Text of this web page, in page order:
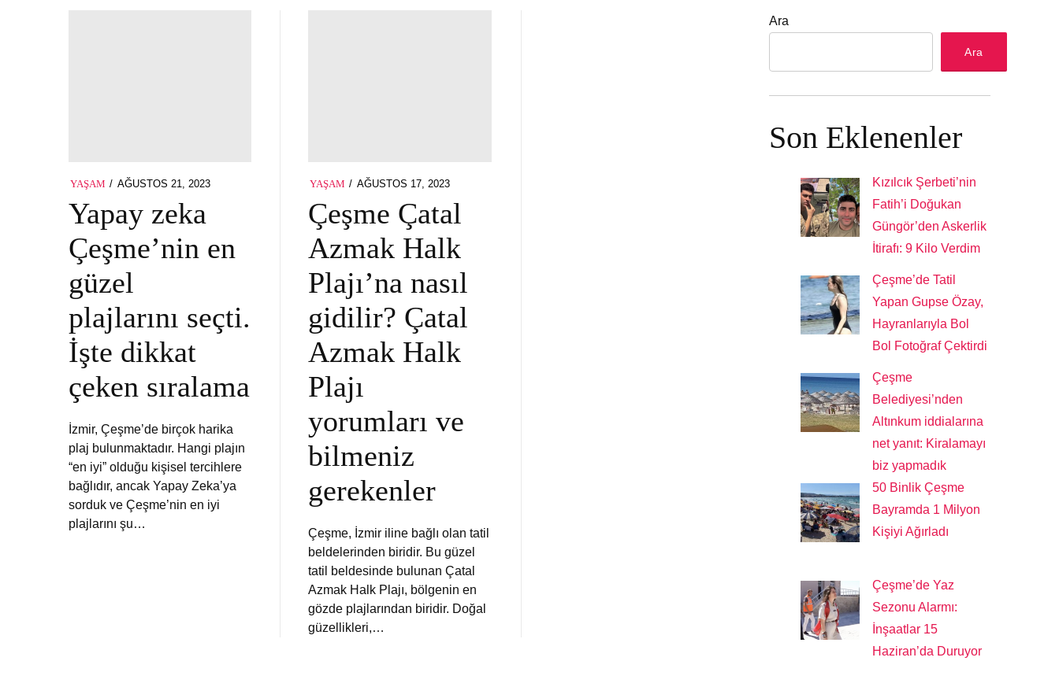
YAŞAM
POSTED
AĞUSTOS 21, 2023
Yapay zeka
Çeşme’nin en
güzel
plajlarını seçti.
İşte dikkat
çeken sıralama
İzmir, Çeşme’de birçok harika
plaj bulunmaktadır. Hangi plajın
“en iyi” olduğu kişisel tercihlere
bağlıdır, ancak Yapay Zeka’ya
sorduk ve Çeşme’nin en iyi
plajlarını şu…
YAŞAM
POSTED
AĞUSTOS 17, 2023
Çeşme Çatal
Azmak Halk
Plajı’na nasıl
gidilir? Çatal
Azmak Halk
Plajı
yorumları ve
bilmeniz
gerekenler
Çeşme, İzmir iline bağlı olan tatil
beldelerinden biridir. Bu güzel
tatil beldesinde bulunan Çatal
Azmak Halk Plajı, bölgenin en
gözde plajlarından biridir. Doğal
güzellikleri,…
Ara
Ara
Son Eklenenler
Kızılcık Şerbeti’nin
Fatih’i Doğukan
Güngör’den Askerlik
İtirafı: 9 Kilo Verdim
Çeşme’de Tatil
Yapan Gupse Özay,
Hayranlarıyla Bol
Bol Fotoğraf Çektirdi
Çeşme
Belediyesi’nden
Altınkum iddialarına
net yanıt: Kiralamayı
biz yapmadık
50 Binlik Çeşme
Bayramda 1 Milyon
Kişiyi Ağırladı
Çeşme’de Yaz
Sezonu Alarmı:
İnşaatlar 15
Haziran’da Duruyor